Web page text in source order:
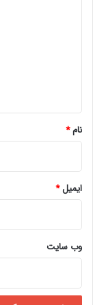
نام*
ایمیل*
وب‌ سایت